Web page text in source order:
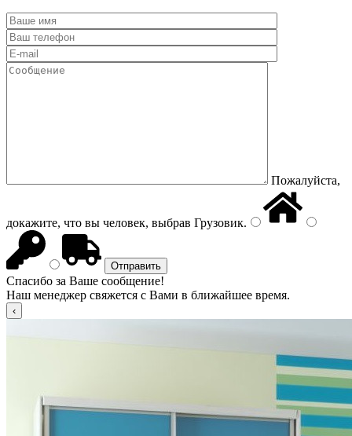
Пожалуйста,
докажите, что вы человек, выбрав Грузовик.
Спасибо за Ваше сообщение!
Наш менеджер свяжется с Вами в ближайшее время.